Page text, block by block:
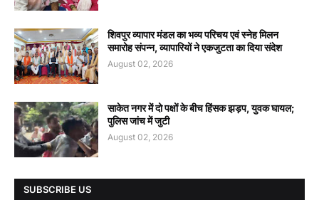
शिवपुर व्यापार मंडल का भव्य परिचय एवं स्नेह मिलन
समारोह संपन्न, व्यापारियों ने एकजुटता का दिया संदेश
August 02, 2026
साकेत नगर में दो पक्षों के बीच हिंसक झड़प, युवक घायल;
पुलिस जांच में जुटी
August 02, 2026
SUBSCRIBE US